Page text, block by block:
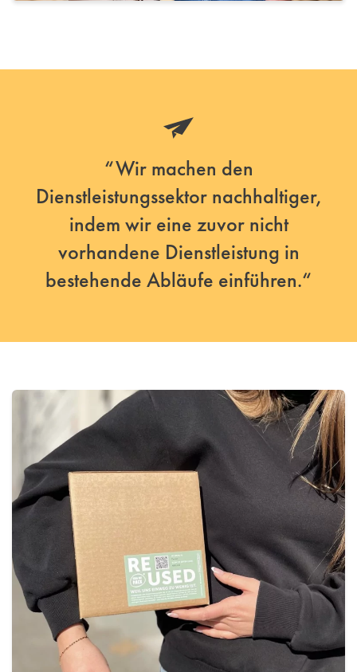
“Wir machen den
Dienstleistungssektor nachhaltiger,
indem wir eine zuvor nicht
vorhandene Dienstleistung in
bestehende Abläufe einführen.“